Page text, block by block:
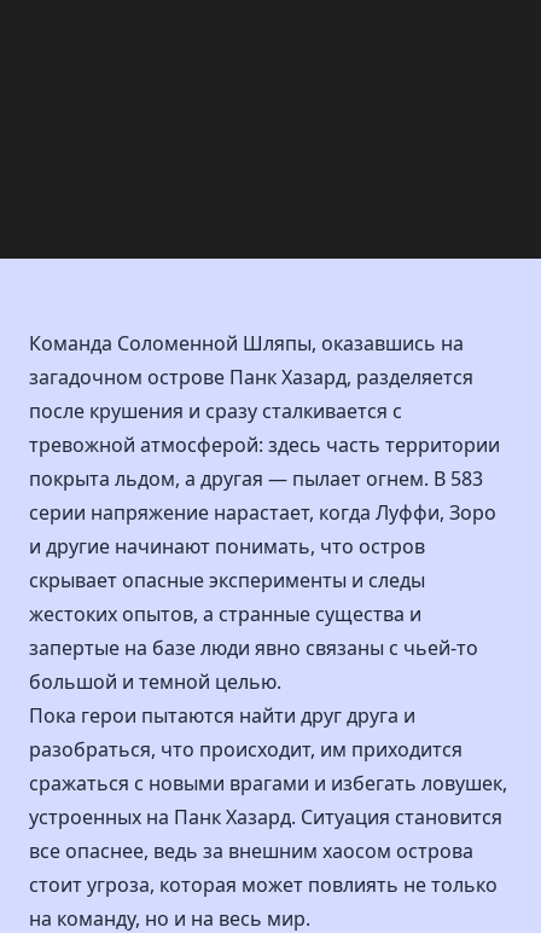
Команда Соломенной Шляпы, оказавшись на
загадочном острове Панк Хазард, разделяется
после крушения и сразу сталкивается с
тревожной атмосферой: здесь часть территории
покрыта льдом, а другая — пылает огнем. В 583
серии напряжение нарастает, когда Луффи, Зоро
и другие начинают понимать, что остров
скрывает опасные эксперименты и следы
жестоких опытов, а странные существа и
запертые на базе люди явно связаны с чьей-то
большой и темной целью.
Пока герои пытаются найти друг друга и
разобраться, что происходит, им приходится
сражаться с новыми врагами и избегать ловушек,
устроенных на Панк Хазард. Ситуация становится
все опаснее, ведь за внешним хаосом острова
стоит угроза, которая может повлиять не только
на команду, но и на весь мир.